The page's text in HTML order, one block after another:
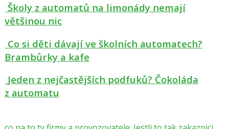
Školy z automatů na limonády nemají
většinou nic
Co si děti dávají ve školních automatech?
Brambůrky a kafe
Jeden z nejčastějších podfuků? Čokoláda
z automatu